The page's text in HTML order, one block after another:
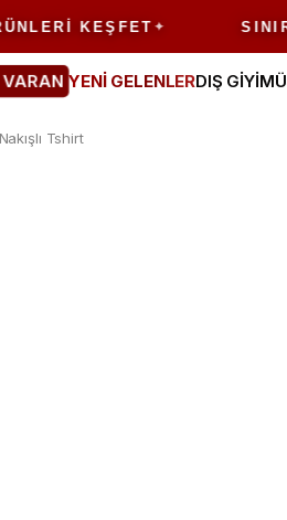
KEŞFET SINIRLI
VARAN YENİ GELENLERDIŞ GİYİM
Tshirt